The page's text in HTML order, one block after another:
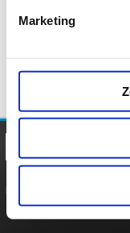
Marketing